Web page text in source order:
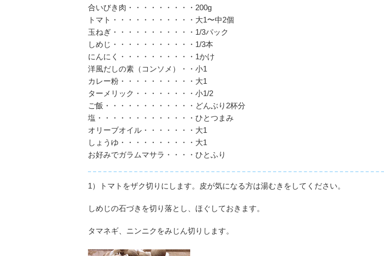
合いびき肉・・・・・・・・・200g
トマト・・・・・・・・・・・大1〜中2個
玉ねぎ・・・・・・・・・・・1/3パック
しめじ・・・・・・・・・・・1/3本
にんにく・・・・・・・・・・1かけ
洋風だしの素（コンソメ）・・小1
カレー粉・・・・・・・・・・大1
ターメリック・・・・・・・・小1/2
ご飯・・・・・・・・・・・・どんぶり2杯分
塩・・・・・・・・・・・・・ひとつまみ
オリーブオイル・・・・・・・大1
しょうゆ・・・・・・・・・・大1
お好みでガラムマサラ・・・・ひとふり
1）トマトをザク切りにします。皮が気になる方は湯むきをしてください。
しめじの石づきを切り落とし、ほぐしておきます。
タマネギ、ニンニクをみじん切りします。